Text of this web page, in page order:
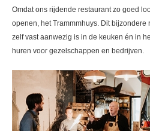
Omdat ons rijdende restaurant zo goed
openen, het Trammmhuys. Dit
zelf vast aanwezig is in de keuken én in
huren voor gezelschappen en bedrijven.